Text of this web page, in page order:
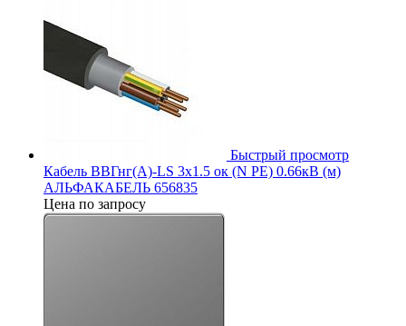
Быстрый просмотр
Кабель ВВГнг(А)-LS 3х1.5 ок (N PE) 0.66кВ (м)
АЛЬФАКАБЕЛЬ 656835
Цена по запросу